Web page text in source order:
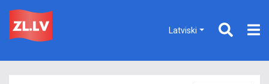
Latviski